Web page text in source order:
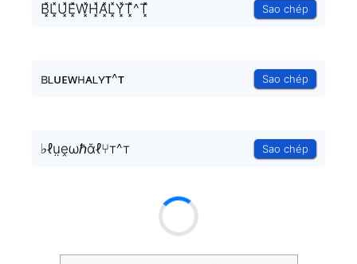
B͓̽L͓̽U͓̽E͓̽W͓̽H͓̽A͓̽L͓̽Y͓̽T͓̽^T͓̽ Sao chép
ʙʟᴜᴇᴡʜᴀʟʏᴛ^ᴛ Sao chép
♭ℓṳḙωℏᾰℓ⑂т^т Sao chép